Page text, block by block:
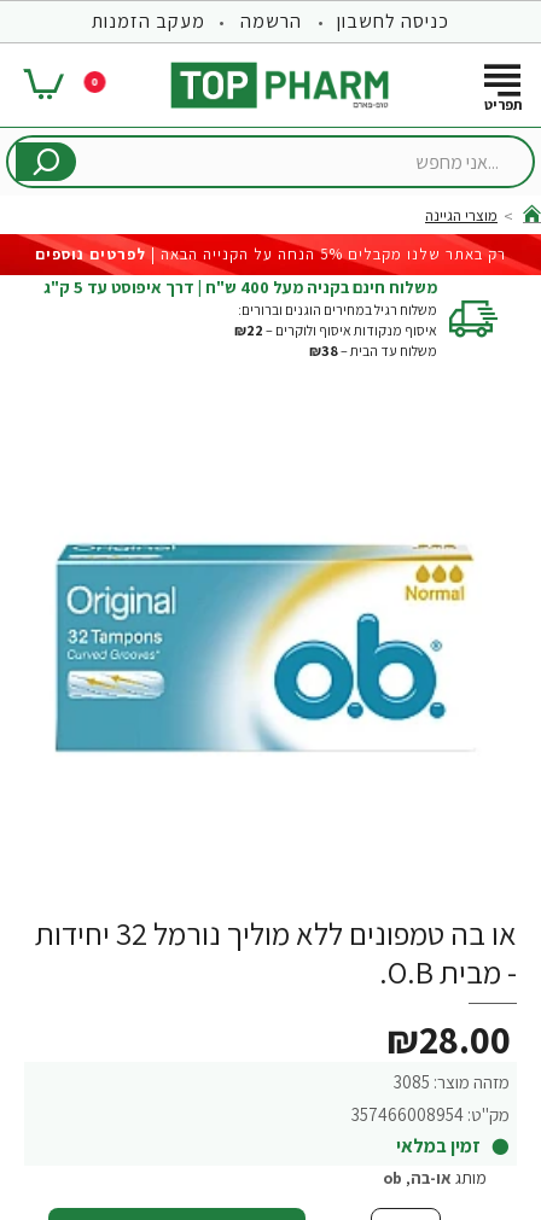
כניסה לחשבון הרשמה מעקב הזמנות
0
...אני
home
מוצרי הגיינה
רק באתר שלנו מקבלים 5% הנחה על הקנייה הבאה |
לפרטים נוספים
משלוח חינם בקניה מעל 400 ש"ח | דרך איפוסט עד 5 ק"ג
משלוח רגיל במחירים הוגנים וברורים:
איסוף מנקודות איסוף ולוקרים – ₪22
משלוח עד הבית –₪38
או בה טמפונים ללא מוליך נורמל 32 יחידות
- מבית O.B.
מזהה מוצר: 3085
מק"ט: 357466008954
זמין במלאי
₪28.00
מותג או-בה,
ob